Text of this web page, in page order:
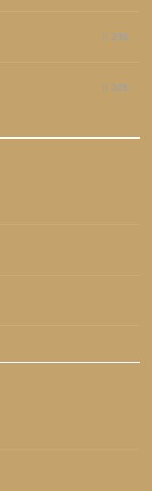
236
235